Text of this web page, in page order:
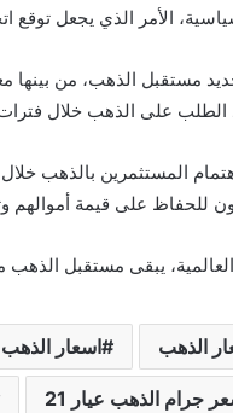
الأمر الذي يجعل توقع
مستقبل الذهب، من بينها
الطلب على الذهب خلال
المستثمرين بالذهب
للحفاظ على قيمة أموالهم
يبقى مستقبل الذهب
الذهب اسعار الذهب
جرام الذهب عيار 21